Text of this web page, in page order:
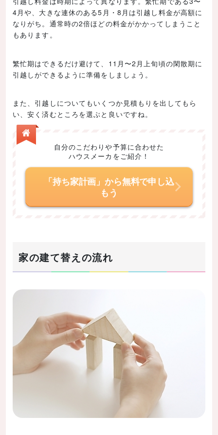
4月や、大きな連休のある5月・8月は引越し料金が高額に
なりがち。通常時の2倍ほどの料金がかかってしまうこと
もあります。
繁忙期はできるだけ避けて、11月〜2月上旬頃の閑散期に
引越しができるように準備をしましょう。
また、引越しについてもいくつか見積もりを出してもら
い、安く済むところを選ぶと良いですね。
自分のこだわりや予算に合わせた
ハウスメーカをご紹介！
「持ち家計画」から無料で申し込
もう
家の建て替えの流れ